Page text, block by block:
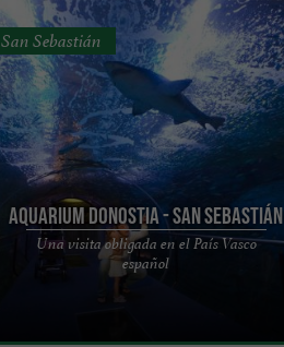
Aquarium Donostia - San Sebastián
Una visita obligada en el País Vasco
español
San Sebastián
El Acuario de Donostia-San Sebastián es una de
las atracciones más visitadas del País Vasco